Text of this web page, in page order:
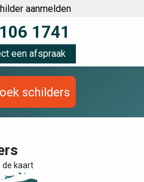
aanmelden
1741
een afspraak
Zoek schilders
de kaart